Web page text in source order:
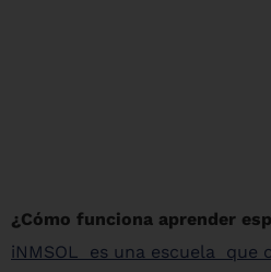
¿Cómo funciona aprender
iNMSOL es una escuela que